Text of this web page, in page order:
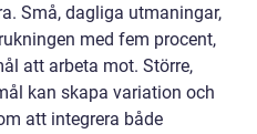
Små, dagliga utmaningar,
med fem procent,
att arbeta mot. Större,
kan skapa variation och
att integrera både